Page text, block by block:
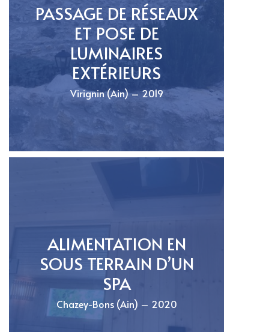
PASSAGE DE RÉSEAUX
ET POSE DE
LUMINAIRES
EXTÉRIEURS
Virignin (Ain) – 2019
ALIMENTATION EN
SOUS TERRAIN D’UN
SPA
Chazey-Bons (Ain) – 2020